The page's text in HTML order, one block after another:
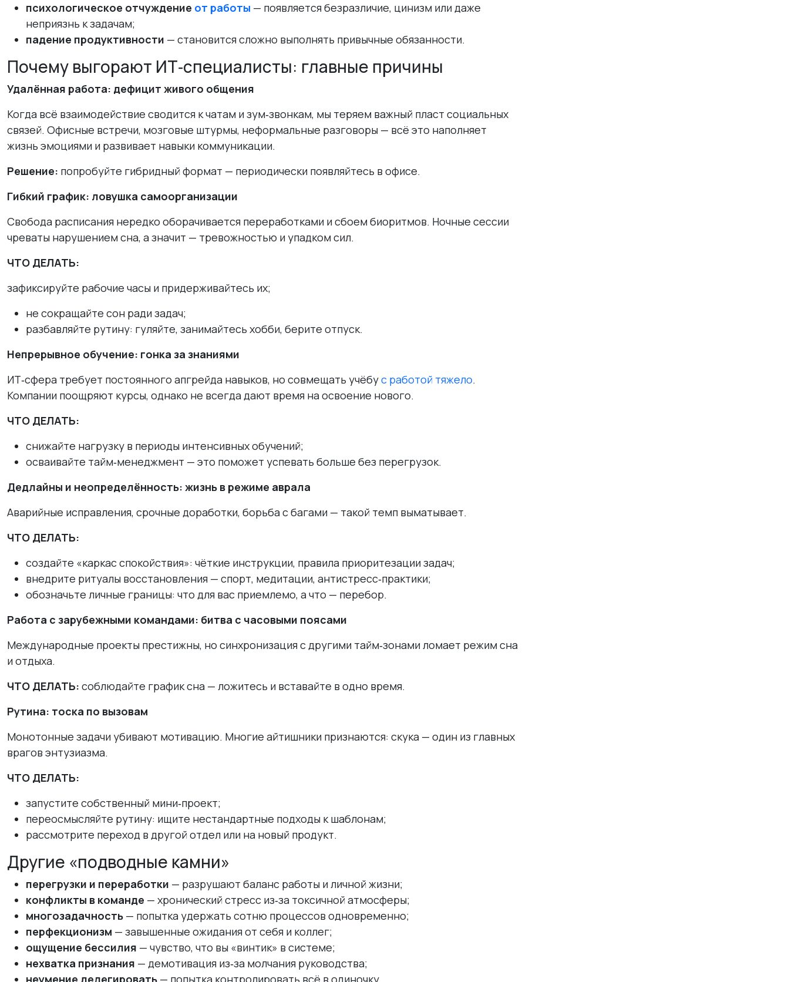
психологическое отчуждение от работы — появляется безразличие, цинизм или даже
неприязнь к задачам;
падение продуктивности — становится сложно выполнять привычные обязанности.
Почему выгорают ИТ‑специалисты: главные причины
Удалённая работа: дефицит живого общения
Когда всё взаимодействие сводится к чатам и зум‑звонкам, мы теряем важный пласт социальных
связей. Офисные встречи, мозговые штурмы, неформальные разговоры — всё это наполняет
жизнь эмоциями и развивает навыки коммуникации.
Решение: попробуйте гибридный формат — периодически появляйтесь в офисе.
Гибкий график: ловушка самоорганизации
Свобода расписания нередко оборачивается переработками и сбоем биоритмов. Ночные сессии
чреваты нарушением сна, а значит — тревожностью и упадком сил.
ЧТО ДЕЛАТЬ:
зафиксируйте рабочие часы и придерживайтесь их;
не сокращайте сон ради задач;
разбавляйте рутину: гуляйте, занимайтесь хобби, берите отпуск.
Непрерывное обучение: гонка за знаниями
ИТ‑сфера требует постоянного апгрейда навыков, но совмещать учёбус работой тяжело.
Компании поощряют курсы, однако не всегда дают время на освоение нового.
ЧТО ДЕЛАТЬ:
снижайте нагрузку в периоды интенсивных обучений;
осваивайте тайм‑менеджмент — это поможет успевать больше без перегрузок.
Дедлайны и неопределённость: жизнь в режиме аврала
Аварийные исправления, срочные доработки, борьба с багами — такой темп выматывает.
ЧТО ДЕЛАТЬ:
создайте «каркас спокойствия»: чёткие инструкции, правила приоритезации задач;
внедрите ритуалы восстановления — спорт, медитации, антистресс‑практики;
обозначьте личные границы: что для вас приемлемо, а что — перебор.
Работа с зарубежными командами: битва с часовыми поясами
Международные проекты престижны, но синхронизация с другими тайм‑зонами ломает режим сна
и отдыха.
ЧТО ДЕЛАТЬ: соблюдайте график сна — ложитесь и вставайте в одно время.
Рутина: тоска по вызовам
Монотонные задачи убивают мотивацию. Многие айтишники признаются: скука — один из главных
врагов энтузиазма.
ЧТО ДЕЛАТЬ:
запустите собственный мини‑проект;
переосмысляйте рутину: ищите нестандартные подходы к шаблонам;
рассмотрите переход в другой отдел или на новый продукт.
Другие «подводные камни»
перегрузки и переработки — разрушают баланс работы и личной жизни;
конфликты в команде — хронический стресс из‑за токсичной атмосферы;
многозадачность — попытка удержать сотню процессов одновременно;
перфекционизм — завышенные ожидания от себя и коллег;
ощущение бессилия — чувство, что вы «винтик» в системе;
нехватка признания — демотивация из‑за молчания руководства;
неумение делегировать — попытка контролировать всё в одиночку.